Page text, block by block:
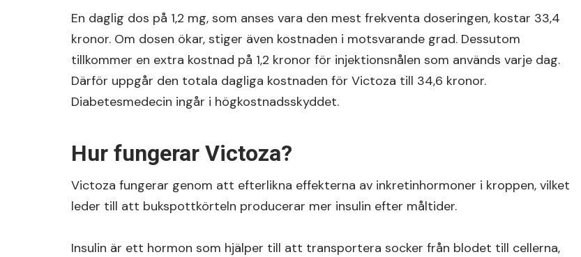
En daglig dos på 1,2 mg, som anses vara den mest frekventa doseringen, kostar 33,4
kronor. Om dosen ökar, stiger även kostnaden i motsvarande grad. Dessutom
tillkommer en extra kostnad på 1,2 kronor för injektionsnålen som används varje dag.
Därför uppgår den totala dagliga kostnaden för Victoza till 34,6 kronor.
Diabetesmedecin ingår i högkostnadsskyddet.
Hur fungerar Victoza?
Victoza fungerar genom att efterlikna effekterna av inkretinhormoner i kroppen, vilket
leder till att bukspottkörteln producerar mer insulin efter måltider.
Insulin är ett hormon som hjälper till att transportera socker från blodet till cellerna,